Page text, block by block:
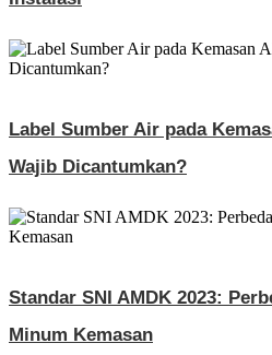
Label Sumber Air pada
Wajib Dicantumkan?
Standar SNI AMDK 2023:
Minum Kemasan